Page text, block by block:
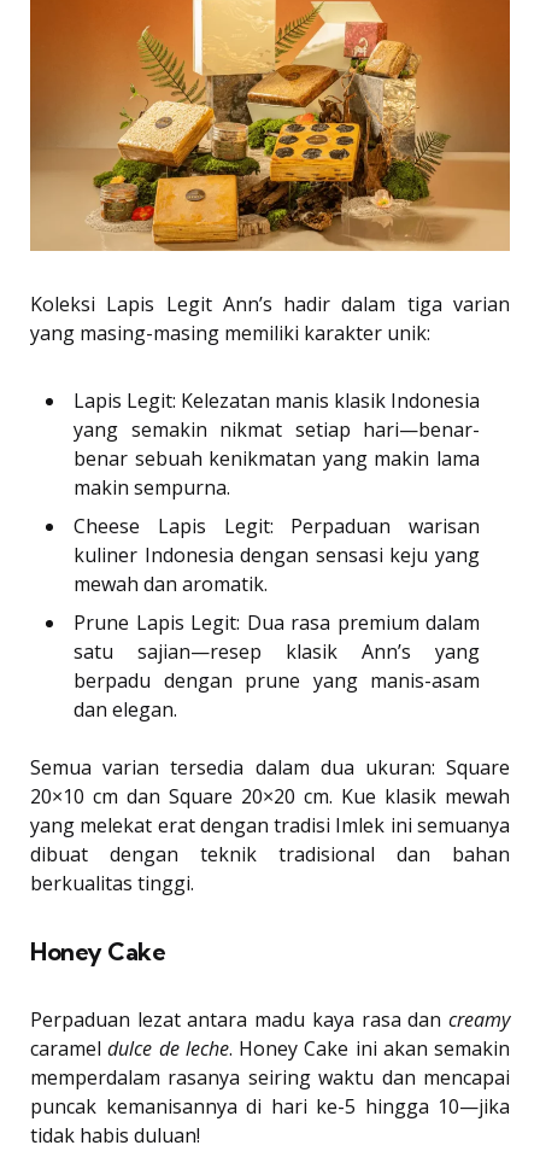
Koleksi Lapis Legit Ann’s hadir dalam tiga varian
yang masing-masing memiliki karakter unik:
Lapis Legit: Kelezatan manis klasik Indonesia
yang semakin nikmat setiap hari—benar-
benar sebuah kenikmatan yang makin lama
makin sempurna.
Cheese Lapis Legit: Perpaduan warisan
kuliner Indonesia dengan sensasi keju yang
mewah dan aromatik.
Prune Lapis Legit: Dua rasa premium dalam
satu sajian—resep klasik Ann’s yang
berpadu dengan prune yang manis-asam
dan elegan.
Semua varian tersedia dalam dua ukuran: Square
20×10 cm dan Square 20×20 cm. Kue klasik mewah
yang melekat erat dengan tradisi Imlek ini semuanya
dibuat dengan teknik tradisional dan bahan
berkualitas tinggi.
Honey Cake
Perpaduan lezat antara madu kaya rasa dan creamy
carameldulce de leche. Honey Cake ini akan semakin
memperdalam rasanya seiring waktu dan mencapai
puncak kemanisannya di hari ke-5 hingga 10—jika
tidak habis duluan!